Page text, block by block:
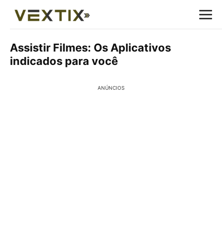
Assistir Filmes: Os Aplicativos
indicados para você
ANÚNCIOS